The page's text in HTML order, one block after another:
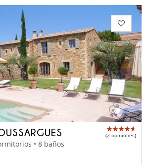
(2 opiniones)
• 8 baños